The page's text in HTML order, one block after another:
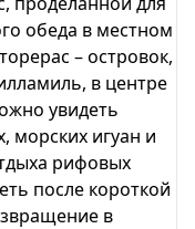
обеда в местном
– островок,
в центре
увидеть
морских игуан и
рифовых
после короткой
в